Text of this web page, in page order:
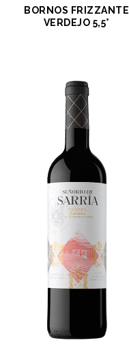
BORNOS FRIZZANTE
VERDEJO 5,5°